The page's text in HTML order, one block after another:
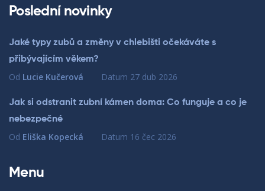
Poslední novinky
Jaké typy zubů a změny v chlebišti očekáváte s
přibývajícím věkem?
Od Lucie Kučerová Datum 27 dub 2026
Jak si odstranit zubní kámen doma: Co funguje a co je
nebezpečné
Od Eliška Kopecká Datum 16 čec 2026
Menu